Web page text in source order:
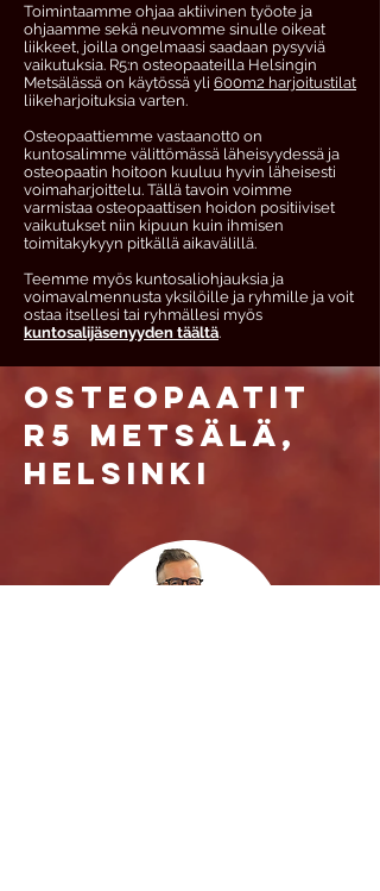
Toimintaamme ohjaa aktiivinen työote ja
ohjaamme sekä neuvomme sinulle oikeat
liikkeet, joilla ongelmaasi saadaan pysyviä
vaikutuksia. R5:n osteopaateilla Helsingin
Metsälässä on käytössä yli 600m2 harjoitustilat
liikeharjoituksia varten.
Osteopaattiemme vastaanott0 on
kuntosalimme välittömässä läheisyydessä ja
osteopaatin hoitoon kuuluu hyvin läheisesti
voimaharjoittelu. Tällä tavoin voimme
varmistaa osteopaattisen hoidon positiiviset
vaikutukset niin kipuun kuin ihmisen
toimitakykyyn pitkällä aikavälillä.
Teemme myös kuntosaliohjauksia ja
voimavalmennusta yksilöille ja ryhmille ja voit
ostaa itsellesi tai ryhmällesi myös
kuntosalijäsenyyden täältä.
Osteopaatit
r5 metsälä,
Helsinki